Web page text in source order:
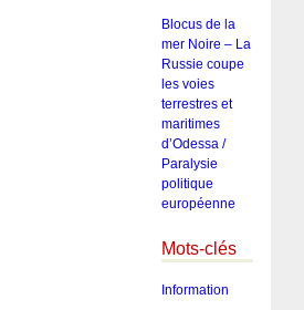
Blocus de la
mer Noire – La
Russie coupe
les voies
terrestres et
maritimes
d’Odessa /
Paralysie
politique
européenne
Mots-clés
Information